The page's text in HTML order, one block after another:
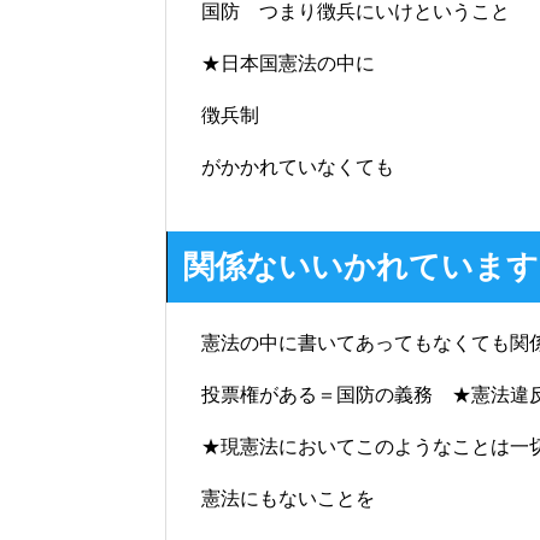
国防 つまり徴兵にいけということ
★日本国憲法の中に
徴兵制
がかかれていなくても
関係ないいかれています
憲法の中に書いてあってもなくても関
投票権がある＝国防の義務 ★憲法違
★現憲法において このようなことは一
憲法にもないことを